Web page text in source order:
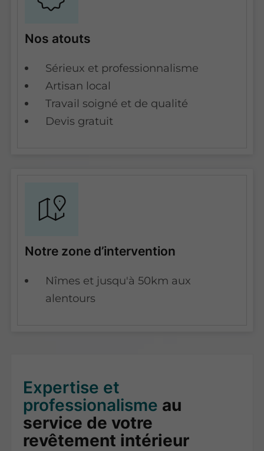
Nos atouts
Sérieux et professionnalisme
Artisan local
Travail soigné et de qualité
Devis gratuit
Notre zone d’intervention
Nîmes et jusqu'à 50km aux
alentours
Expertise et
professionalisme au
service de votre
revêtement intérieur